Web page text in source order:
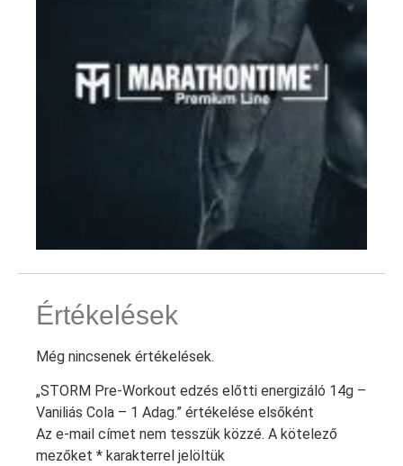
Értékelések
Még nincsenek értékelések.
„STORM Pre-Workout edzés előtti energizáló 14g –
Vaniliás Cola – 1 Adag.” értékelése elsőként
Az e-mail címet nem tesszük közzé. A kötelező
mezőket * karakterrel jelöltük